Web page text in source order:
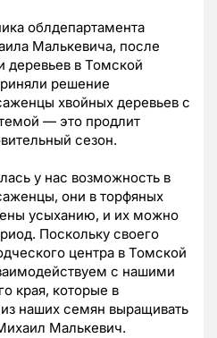
облдепартамента
Малькевича, после
деревьев в Томской
решение
хвойных деревьев с
— это продлит
сезон.
у нас возможность в
они в торфяных
усыханию, и их можно
Поскольку своего
центра в Томской
с нашими
края, которые в
наших семян выращивать
Малькевич.